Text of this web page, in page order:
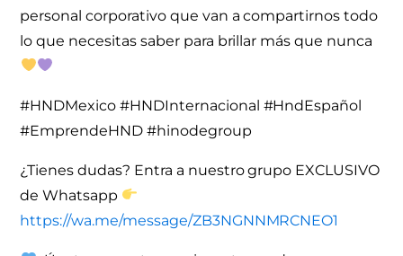
personal corporativo que van a compartirnos todo
lo que necesitas saber para brillar más que nunca
#HNDMexico #HNDInternacional #HndEspañol
#EmprendeHND #hinodegroup
¿Tienes dudas? Entra a nuestro grupo EXCLUSIVO
de Whatsapp
https://wa.me/message/ZB3NGNNMRCNEO1